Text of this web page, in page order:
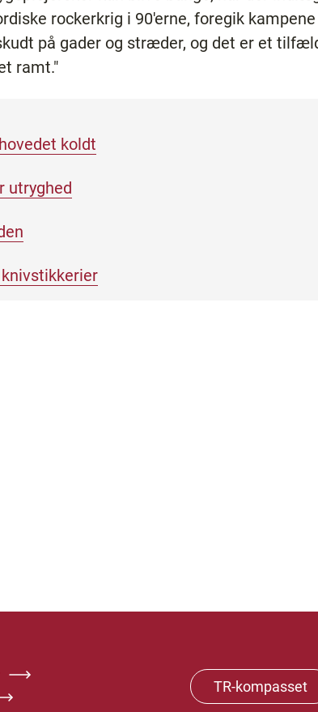
rockerkrig i 90'erne, foregik
på gader og stræder, og det er et
ramt."
koldt
utryghed
TR-kompasset